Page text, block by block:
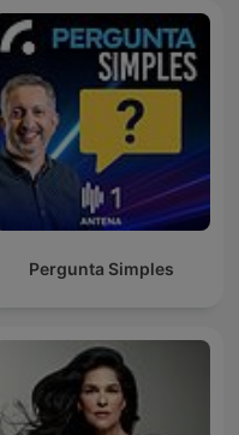
Pergunta Simples